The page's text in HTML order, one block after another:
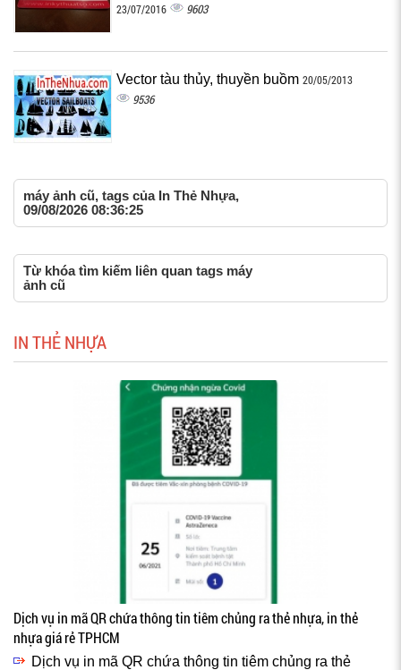
23/07/2016 9603
Vector tàu thủy, thuyền buồm 20/05/2013
9536
máy ảnh cũ, tags của In Thẻ Nhựa,
09/08/2026 08:36:25
Từ khóa tìm kiếm liên quan tags máy
ảnh cũ
IN THẺ NHỰA
Dịch vụ in mã QR chứa thông tin tiêm chủng ra thẻ nhựa, in thẻ
nhựa giá rẻ TPHCM
Dịch vụ in mã QR chứa thông tin tiêm chủng ra thẻ